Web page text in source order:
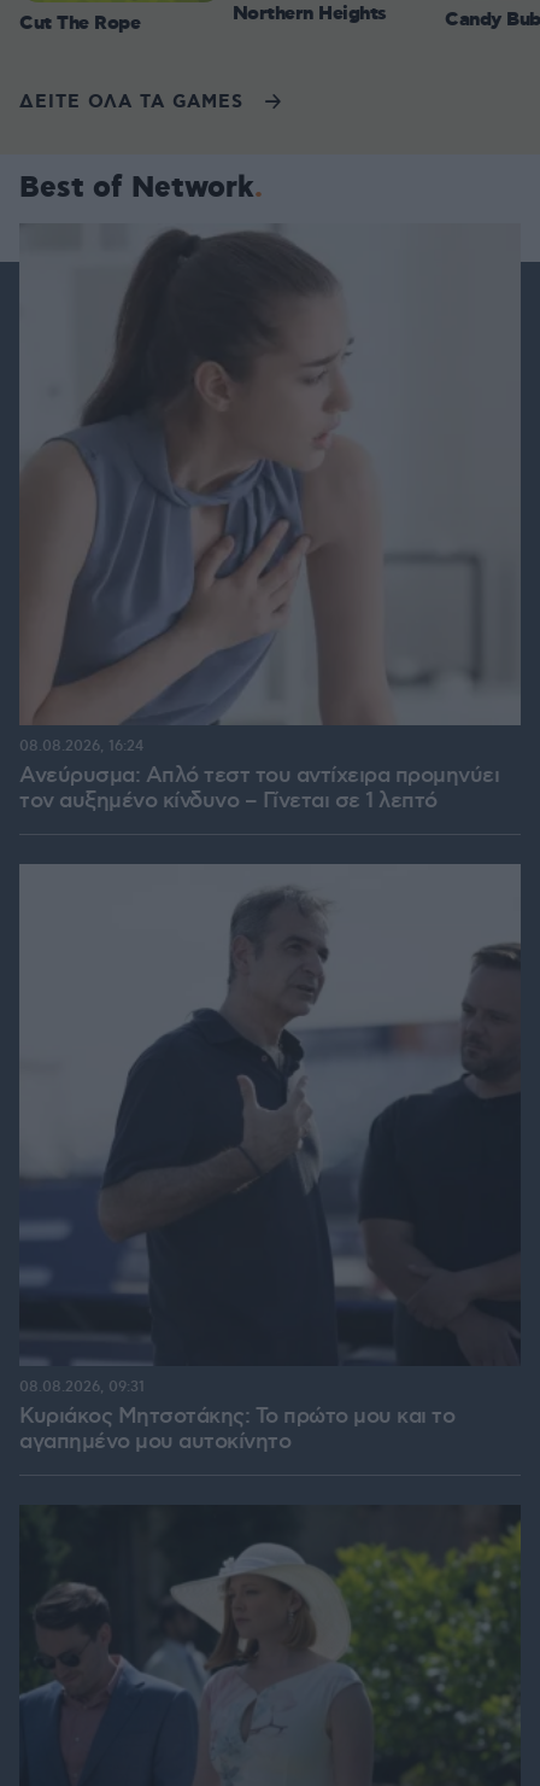
Cut The Rope Northern Heights Candy
ΔΕΙΤΕ ΟΛΑ ΤΑ GAMES
Best of Network
Ανεύρυσμα: Απλό τεστ του αντίχειρα προμηνύει
τον αυξημένο κίνδυνο – Γίνεται σε 1 λεπτό
08.08.2026, 16:24
Κυριάκος Μητσοτάκης: Το πρώτο μου και το
αγαπημένο μου αυτοκίνητο
08.08.2026, 09:31